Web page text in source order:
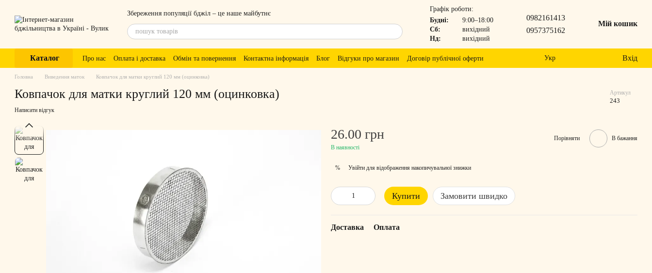
Збереження популяції бджіл – це наше майбутнє
Графік роботи:
Будні:
9:00–18:00
Сб:
вихідний
Нд:
вихідний
0982161413
0957375162
Мій кошик
Каталог Про нас Оплата і доставка Обмін та повернення Контактна інформація Блог Відгуки про магазин Договір публічної оферти Укр Вхід
Головна Виведення маток Ковпачок для матки круглий 120 мм (оцинковка)
Ковпачок для матки круглий 120 мм (оцинковка) Артикул
243
Написати відгук
26.00 грн
В наявності
Порівняти В бажання
% Увійти для відображення накопичувальної знижки
Купити Замовити швидко
Доставка Оплата